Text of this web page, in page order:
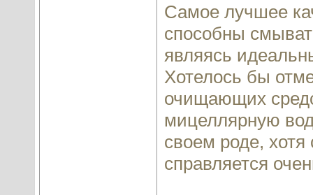
Самое лучшее
способны
являясь
Хотелось бы
очищающих
мицеллярную
своем роде,
справляется